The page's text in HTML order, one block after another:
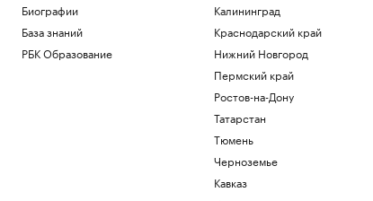
Биографии
База знаний
РБК Образование
Калининград
Краснодарский край
Нижний Новгород
Пермский край
Ростов-на-Дону
Татарстан
Тюмень
Черноземье
Кавказ